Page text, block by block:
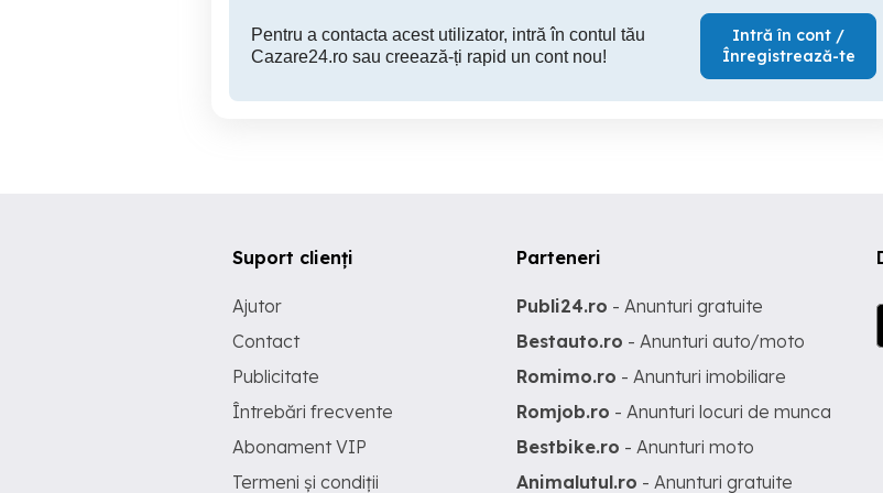
Pentru a contacta acest utilizator, intră în contul tău
Cazare24.ro sau creează-ți rapid un cont nou!
Intră în cont /
Înregistrează-te
Suport clienți
Ajutor
Contact
Publicitate
Întrebări frecvente
Abonament VIP
Termeni și condiții
Parteneri
Publi24.ro - Anunturi gratuite
Bestauto.ro - Anunturi auto/moto
Romimo.ro - Anunturi imobiliare
Romjob.ro - Anunturi locuri de munca
Bestbike.ro - Anunturi moto
Animalutul.ro - Anunturi gratuite